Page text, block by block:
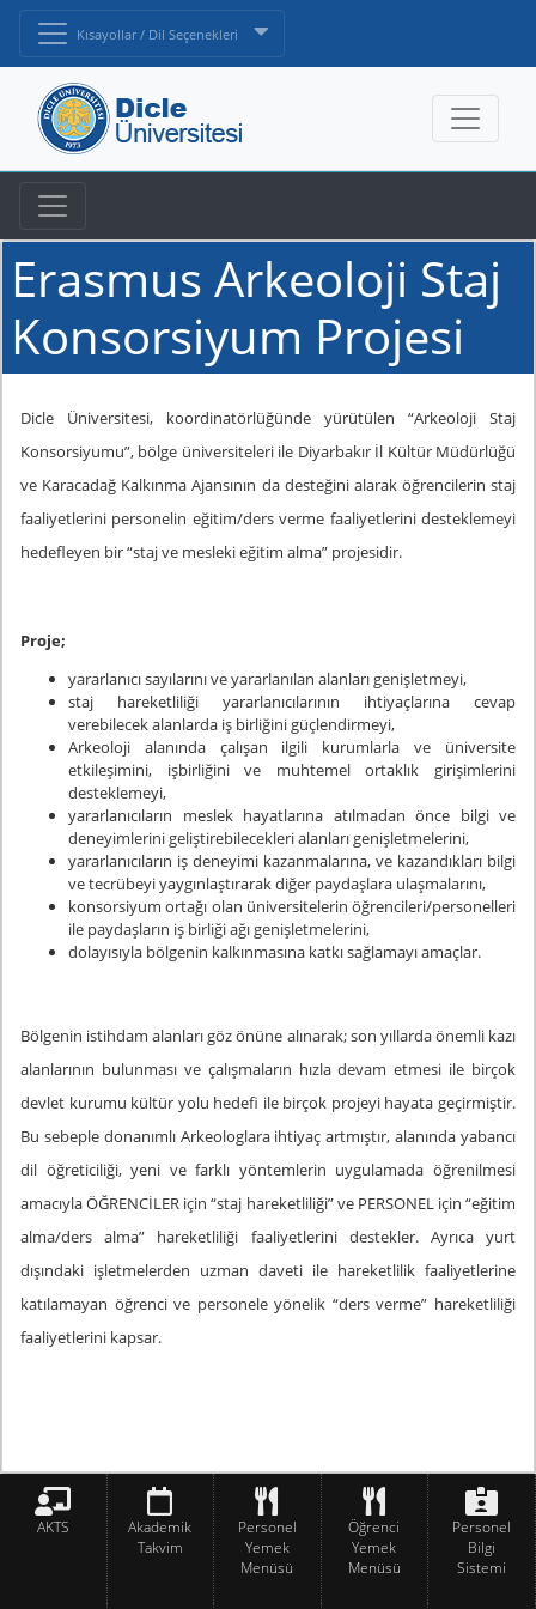
Kısayollar / Dil Seçenekleri
Erasmus Arkeoloji Staj
Konsorsiyum Projesi
Dicle Üniversitesi, koordinatörlüğünde yürütülen “Arkeoloji Staj
Konsorsiyumu”, bölge üniversiteleri ile Diyarbakır İl Kültür Müdürlüğü
ve Karacadağ Kalkınma Ajansının da desteğini alarak öğrencilerin staj
faaliyetlerini personelin eğitim/ders verme faaliyetlerini desteklemeyi
hedefleyen bir “staj ve mesleki eğitim alma” projesidir.
Proje;
yararlanıcı sayılarını ve yararlanılan alanları genişletmeyi,
staj hareketliliği yararlanıcılarının ihtiyaçlarına cevap
verebilecek alanlarda iş birliğini güçlendirmeyi,
Arkeoloji alanında çalışan ilgili kurumlarla ve üniversite
etkileşimini, işbirliğini ve muhtemel ortaklık girişimlerini
desteklemeyi,
yararlanıcıların meslek hayatlarına atılmadan önce bilgi ve
deneyimlerini geliştirebilecekleri alanları genişletmelerini,
yararlanıcıların iş deneyimi kazanmalarına, ve kazandıkları bilgi
ve tecrübeyi yaygınlaştırarak diğer paydaşlara ulaşmalarını,
konsorsiyum ortağı olan üniversitelerin öğrencileri/personelleri
ile paydaşların iş birliği ağı genişletmelerini,
dolayısıyla bölgenin kalkınmasına katkı sağlamayı amaçlar.
Bölgenin istihdam alanları göz önüne alınarak; son yıllarda önemli kazı
alanlarının bulunması ve çalışmaların hızla devam etmesi ile birçok
devlet kurumu kültür yolu hedefi ile birçok projeyi hayata geçirmiştir.
Bu sebeple donanımlı Arkeologlara ihtiyaç artmıştır, alanında yabancı
dil öğreticiliği, yeni ve farklı yöntemlerin uygulamada öğrenilmesi
amacıyla ÖĞRENCİLER için “staj hareketliliği” ve PERSONEL için “eğitim
alma/ders alma” hareketliliği faaliyetlerinidestekler. Ayrıca yurt
dışındaki işletmelerden uzman daveti ile hareketlilik faaliyetlerine
katılamayan öğrenci ve personele yönelik “ders verme” hareketliliği
faaliyetlerini kapsar.
AKTS
Akademik
Takvim
Personel
Yemek
Menüsü
Öğrenci
Yemek
Menüsü
Personel
Bilgi
Sistemi